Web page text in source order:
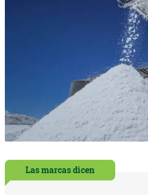
Las marcas dicen